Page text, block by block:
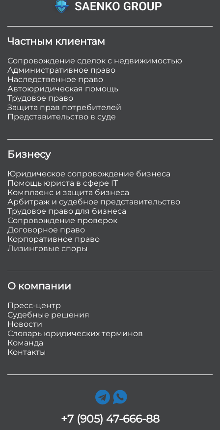
Частным клиентам
Сопровождение сделок с недвижимостью
Административное право
Наследственное право
Автоюридическая помощь
Трудовое право
Защита прав потребителей
Представительство в суде
Бизнесу
Юридическое сопровождение бизнеса
Помощь юриста в сфере IT
Комплаенс и защита бизнеса
Арбитраж и судебное представительство
Трудовое право для бизнеса
Сопровождение проверок
Договорное право
Корпоративное право
Лизинговые споры
О компании
Пресс-центр
Судебные решения
Новости
Словарь юридических терминов
Команда
Контакты
+7 (905) 47-666-88